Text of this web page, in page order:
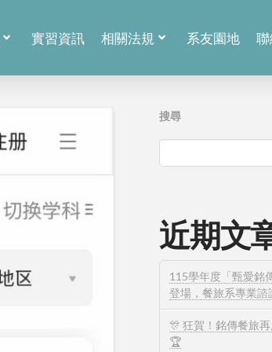
實習資訊 相關法規 系友園地
搜尋
近期文
115學年度「甄愛銘
登場，餐旅系專業
🎊 狂賀！銘傳餐旅
🏆